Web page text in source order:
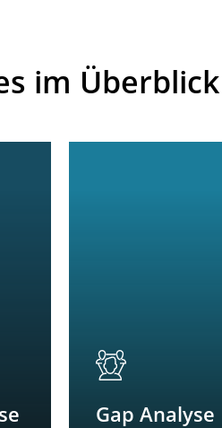
im Überblick
Gap Analyse